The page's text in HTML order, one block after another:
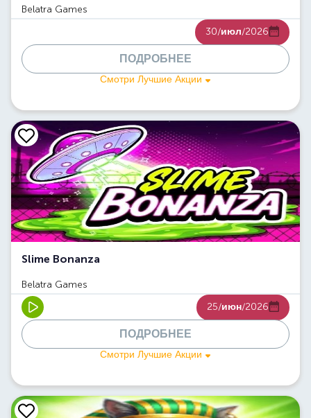
Belatra Games
30/июл/2026
ПОДРОБНЕЕ
Смотри Лучшие Акции
Slime Bonanza
Belatra Games
25/июн/2026
ПОДРОБНЕЕ
Смотри Лучшие Акции